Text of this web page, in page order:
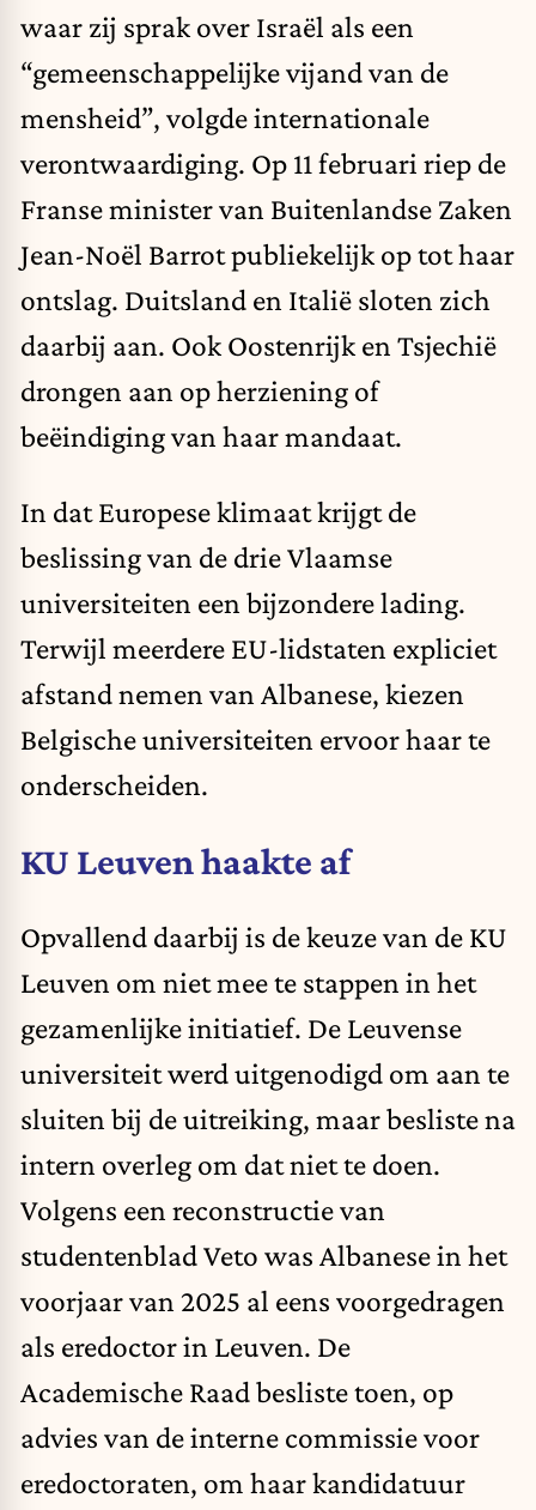
waar zij sprak over Israël als een
“gemeenschappelijke vijand van de
mensheid”, volgde internationale
verontwaardiging. Op 11 februari riep de
Franse minister van Buitenlandse Zaken
Jean-Noël Barrot publiekelijk op tot haar
ontslag. Duitsland en Italië sloten zich
daarbij aan. Ook Oostenrijk en Tsjechië
drongen aan op herziening of
beëindiging van haar mandaat.
In dat Europese klimaat krijgt de
beslissing van de drie Vlaamse
universiteiten een bijzondere lading.
Terwijl meerdere EU-lidstaten expliciet
afstand nemen van Albanese, kiezen
Belgische universiteiten ervoor haar te
onderscheiden.
KU Leuven haakte af
Opvallend daarbij is de keuze van de KU
Leuven om niet mee te stappen in het
gezamenlijke initiatief. De Leuvense
universiteit werd uitgenodigd om aan te
sluiten bij de uitreiking, maar besliste na
intern overleg om dat niet te doen.
Volgens een reconstructie van
studentenblad Veto was Albanese in het
voorjaar van 2025 al eens voorgedragen
als eredoctor in Leuven. De
Academische Raad besliste toen, op
advies van de interne commissie voor
eredoctoraten, om haar kandidatuur